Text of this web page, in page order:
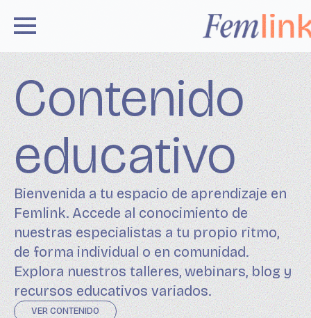
Contenido
educativo
Bienvenida a tu espacio de aprendizaje en
Femlink. Accede al conocimiento de
nuestras especialistas a tu propio ritmo,
de forma individual o en comunidad.
Explora nuestros talleres, webinars, blog y
recursos educativos variados.
VER CONTENIDO